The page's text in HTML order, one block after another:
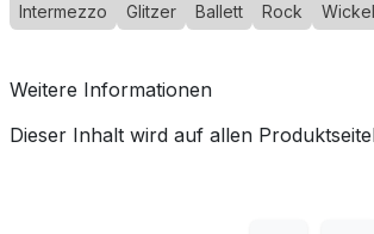
Intermezzo Glitzer Ballett Rock
Weitere Informationen
Dieser Inhalt wird auf allen